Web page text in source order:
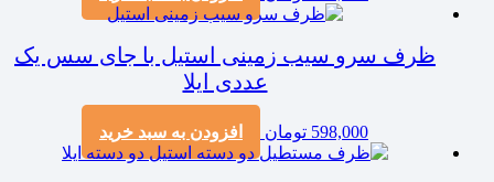
ظرف سرو سیب زمینی استیل با جای سس یک
عددی ایلا
598,000 تومان افزودن به سبد خرید